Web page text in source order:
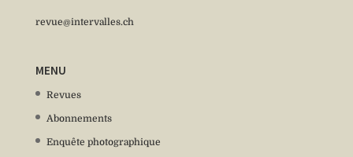
revue@intervalles.ch
MENU
Revues
Abonnements
Enquête photographique